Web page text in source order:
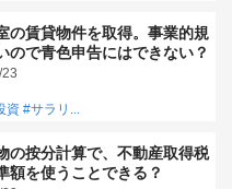
の賃貸物件を取得。事業的規
ので青色申告にはできない？
資 #サラリ...
の按分計算で、不動産取得税
額を使うことできる？